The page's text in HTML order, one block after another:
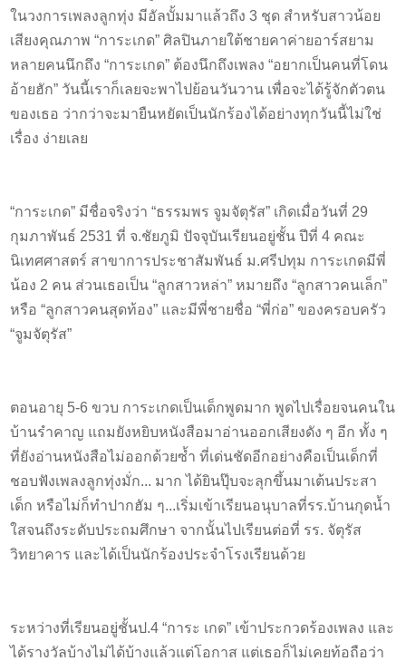
ในวงการเพลงลูกทุ่ง มีอัลบั้มมาแล้วถึง 3 ชุด สำหรับสาวน้อย
เสียงคุณภาพ “การะเกด” ศิลปินภายใต้ชายคาค่ายอาร์สยาม
หลายคนนึกถึง “การะเกด” ต้องนึกถึงเพลง “อยากเป็นคนที่โดน
อ้ายฮัก” วันนี้เราก็เลยจะพาไปย้อนวันวาน เพื่อจะได้รู้จักตัวตน
ของเธอ ว่ากว่าจะมายืนหยัดเป็นนักร้องได้อย่างทุกวันนี้ไม่ใช่
เรื่อง ง่ายเลย
“การะเกด” มีชื่อจริงว่า “ธรรมพร จูมจัตุรัส” เกิดเมื่อวันที่ 29
กุมภาพันธ์ 2531 ที่ จ.ชัยภูมิ ปัจจุบันเรียนอยู่ชั้น ปีที่ 4 คณะ
นิเทศศาสตร์ สาขาการประชาสัมพันธ์ ม.ศรีปทุม การะเกดมีพี่
น้อง 2 คน ส่วนเธอเป็น “ลูกสาวหล่า” หมายถึง “ลูกสาวคนเล็ก”
หรือ “ลูกสาวคนสุดท้อง” และมีพี่ชายชื่อ “พี่ก่อ” ของครอบครัว
“จูมจัตุรัส”
ตอนอายุ 5-6 ขวบ การะเกดเป็นเด็กพูดมาก พูดไปเรื่อยจนคนใน
บ้านรำคาญ แถมยังหยิบหนังสือมาอ่านออกเสียงดัง ๆ อีก ทั้ง ๆ
ที่ยังอ่านหนังสือไม่ออกด้วยซ้ำ ที่เด่นชัดอีกอย่างคือเป็นเด็กที่
ชอบฟังเพลงลูกทุ่งมั่ก... มาก ได้ยินปุ๊บจะลุกขึ้นมาเต้นประสา
เด็ก หรือไม่ก็ทำปากฮัม ๆ...เริ่มเข้าเรียนอนุบาลที่รร.บ้านกุดน้ำ
ใสจนถึงระดับประถมศึกษา จากนั้นไปเรียนต่อที่ รร. จัตุรัส
วิทยาคาร และได้เป็นนักร้องประจำโรงเรียนด้วย
ระหว่างที่เรียนอยู่ชั้นป.4 “การะ เกด” เข้าประกวดร้องเพลง และ
ได้รางวัลบ้างไม่ได้บ้างแล้วแต่โอกาส แต่เธอก็ไม่เคยท้อถือว่า